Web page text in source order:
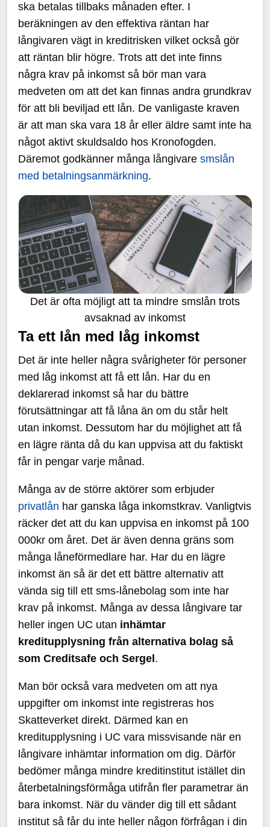
ska betalas tillbaks månaden efter. I
beräkningen av den effektiva räntan har
långivaren vägt in kreditrisken vilket också gör
att räntan blir högre. Trots att det inte finns
några krav på inkomst så bör man vara
medveten om att det kan finnas andra grundkrav
för att bli beviljad ett lån. De vanligaste kraven
är att man ska vara 18 år eller äldre samt inte ha
något aktivt skuldsaldo hos Kronofogden.
Däremot godkänner många långivaresmslån
med betalningsanmärkning.
Det är ofta möjligt att ta mindre smslån trots
avsaknad av inkomst
Ta ett lån med låg inkomst
Det är inte heller några svårigheter för personer
med låg inkomst att få ett lån. Har du en
deklarerad inkomst så har du bättre
förutsättningar att få låna än om du står helt
utan inkomst. Dessutom har du möjlighet att få
en lägre ränta då du kan uppvisa att du faktiskt
får in pengar varje månad.
Många av de större aktörer som erbjuder
privatlån har ganska låga inkomstkrav. Vanligtvis
räcker det att du kan uppvisa en inkomst på 100
000kr om året. Det är även denna gräns som
många låneförmedlare har. Har du en lägre
inkomst än så är det ett bättre alternativ att
vända sig till ett sms-lånebolag som inte har
krav på inkomst. Många av dessa långivare tar
heller ingen UC utan inhämtar
kreditupplysning från alternativa bolag så
som Creditsafe och Sergel .
Man bör också vara medveten om att nya
uppgifter om inkomst inte registreras hos
Skatteverket direkt. Därmed kan en
kreditupplysning i UC vara missvisande när en
långivare inhämtar information om dig. Därför
bedömer många mindre kreditinstitut istället din
återbetalningsförmåga utifrån fler parametrar än
bara inkomst. När du vänder dig till ett sådant
institut så får du inte heller någon förfrågan i din